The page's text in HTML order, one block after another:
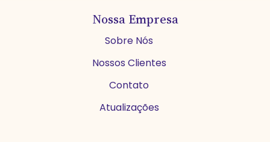
Nossa Empresa
Sobre Nós
Nossos Clientes
Contato
Atualizações